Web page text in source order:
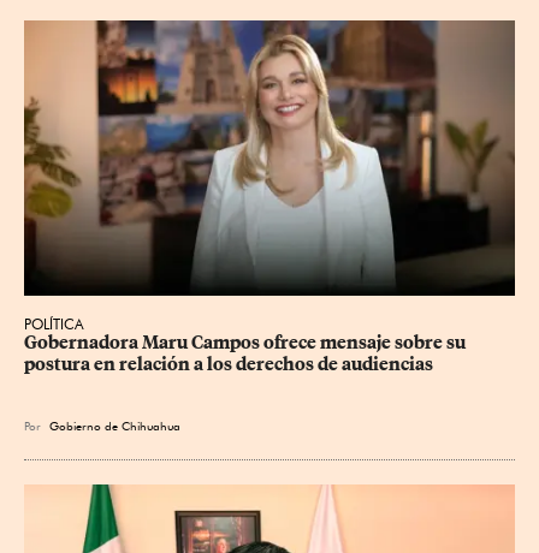
POLÍTICA
Gobernadora Maru Campos ofrece mensaje sobre su
postura en relación a los derechos de audiencias
Por Gobierno de Chihuahua